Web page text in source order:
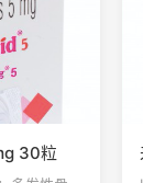
30粒